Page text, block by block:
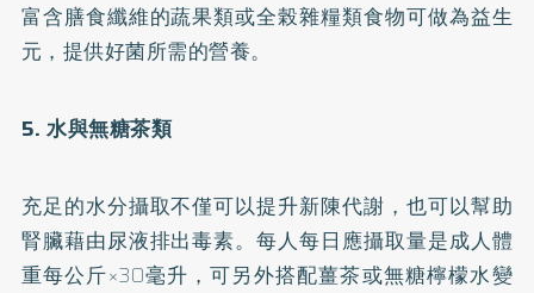
富含膳食纖維的蔬果類或全榖雜糧類食物可做為益生
元，提供好菌所需的營養。
5. 水與無糖茶類
充足的水分攝取不僅可以提升新陳代謝，也可以幫助
腎臟藉由尿液排出毒素。每人每日應攝取量是成人體
重每公斤×30毫升，可另外搭配薑茶或無糖檸檬水變